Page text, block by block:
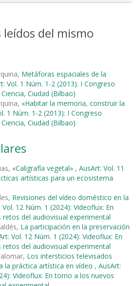
del mismo
Metáforas espaciales de la
Vol. 1 Núm. 1-2 (2013): I Congreso
Ciudad (Bilbao)
«Habitar la memoria, construir la
1 Núm. 1-2 (2013): I Congreso
Ciudad (Bilbao)
«Caligrafía vegetal» , AusArt: Vol. 11
artísticas para un ecosistema
Revisiones del vídeo doméstico en la
Vol. 12 Núm. 1 (2024): Videoflux: En
del audiovisual experimental
La participación en la preservación
Vol. 12 Núm. 1 (2024): Videoflux: En
del audiovisual experimental
Los intersticios televisados
la práctica artística en vídeo , AusArt:
Videoflux: En torno a los nuevos